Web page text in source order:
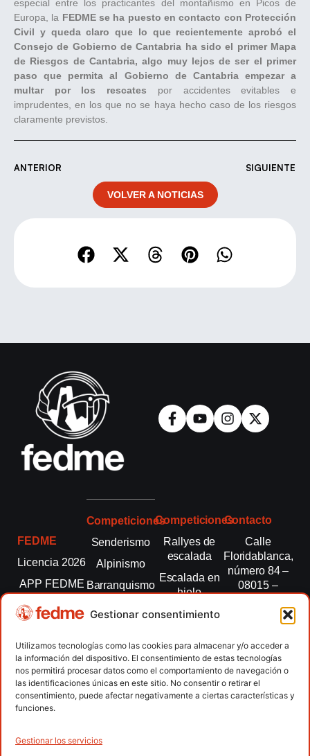
Gestionar consentimiento
Utilizamos tecnologías como las cookies para almacenar y/o acceder a
la información del dispositivo. El consentimiento de estas tecnologías
nos permitirá procesar datos como el comportamiento de navegación o
las identificaciones únicas en este sitio. No consentir o retirar el
consentimiento, puede afectar negativamente a ciertas características y
funciones.
Gestionar los servicios
especial entre los practicantes del montañismo en Picos de
Europa, la FEDME se ha puesto en contacto con Protección
Civil y queda claro que lo que recientemente aprobó el
Consejo de Gobierno de Cantabria ha sido el primer Mapa
de Riesgos de Cantabria, algo muy lejos de ser el primer
paso que permita al Gobierno de Cantabria empezar a
multar por los rescates por accidentes evitables e
imprudentes, en los que no se haya hecho caso de los riesgos
claramente previstos.
ANTERIOR SIGUIENTE
VOLVER A NOTICIAS
FEDME
Licencia 2026
APP FEDME
Transparencia
autonómicas
Clubes
Contacto
Competiciones
Senderismo
Alpinismo
Barranquismo
montaña
Escalada
Escalada
paralimpica
Competiciones
Rallyes de
escalada
Escalada en
hielo
Esquí de
Marcha
Nórdica
Raquetas de
nieve
Contacto
Calle
Floridablanca,
número 84 –
08015 –
fedme@fedme.es
934 264 267